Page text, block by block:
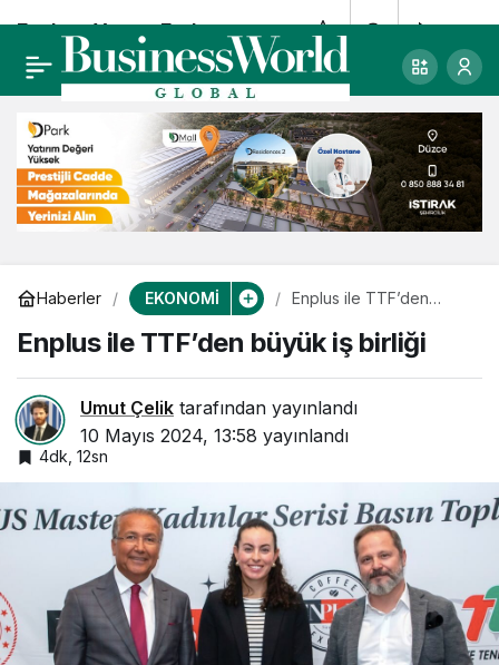
Haberler EKONOMİ
Enplus ile TTF’den
Enplus ile TTF’den büyük iş birliği
Umut Çelik tarafından yayınlandı
10 Mayıs 2024, 13:58 yayınlandı
4dk, 12sn
Feyhan Yaşar: Fark
yaratacak yeni bir
döneme adım
atıyoruz
0 Paylaş